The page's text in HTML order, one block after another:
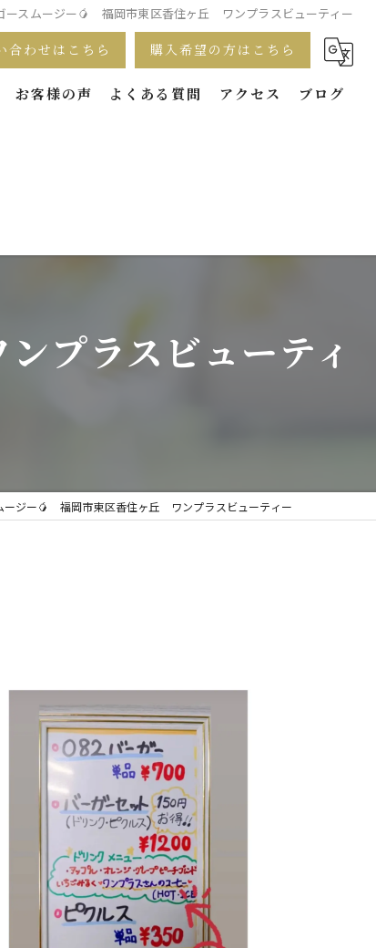
ースムージー🥭 福岡市東区香住ヶ丘 ワンプラスビューティー
合わせはこちら 購入希望の方はこちら
お客様の声 よくある質問 アクセス ブログ
プラスビューティ
ージー🥭 福岡市東区香住ヶ丘 ワンプラスビューティー